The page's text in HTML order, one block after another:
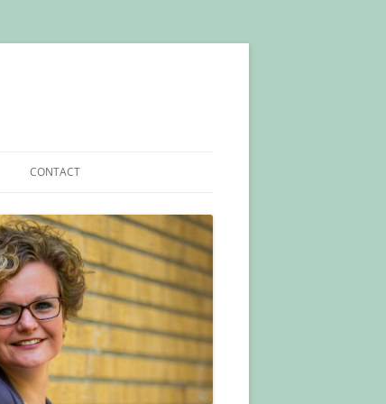
EDE
CONTACT
PRIVACY VERKLARING